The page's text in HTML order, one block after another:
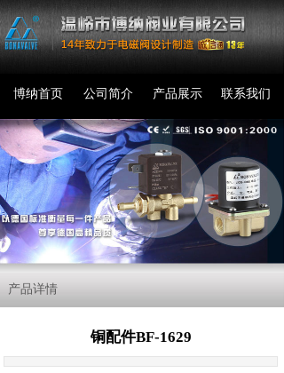
公司简介
博纳首页 联系我们
产品展示
产品详情
铜配件BF-1629